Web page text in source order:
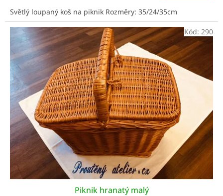
Světlý loupaný koš na piknik Rozměry: 35/24/35cm
Piknik hranatý malý
Kód: 290